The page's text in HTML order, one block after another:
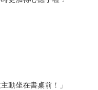
動坐在書桌前！」